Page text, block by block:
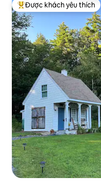
Được khách yêu thích nhất
Được khách yêu thích